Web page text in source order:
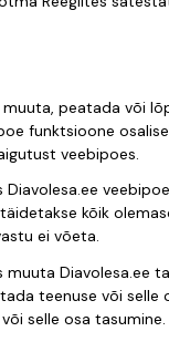
muuta, peatada või
funktsioone
veebipoes.
Diavolesa.ee
kõik
ei võeta.
muuta Diavolesa.ee
teenuse või selle
selle osa tasumine.